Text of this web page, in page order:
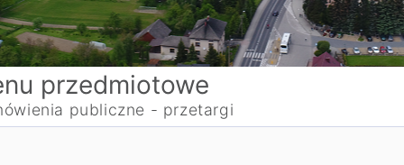
przedmiotowe
publiczne - przetargi